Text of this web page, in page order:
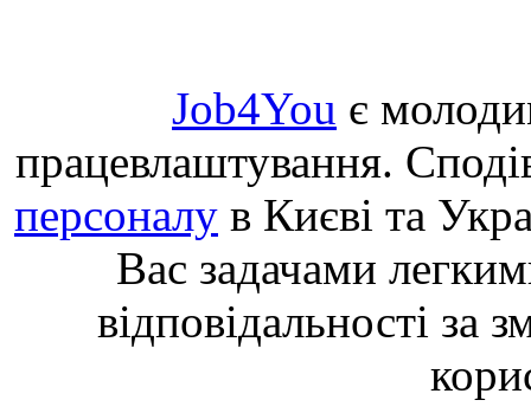
Job4You є
працевлаштування.
персоналу в Києві та
Вас задачами
відповідальності за